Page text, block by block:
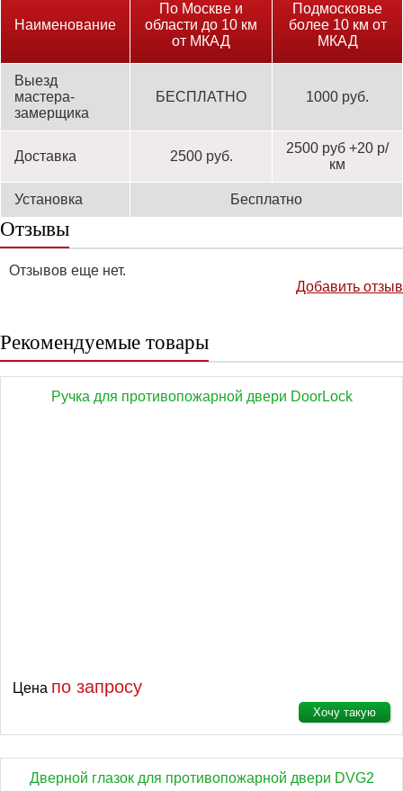
Наименование
По Москве и
области до 10 км
от МКАД
Подмосковье
более 10 км от
МКАД
Выезд
мастера-
замерщика
БЕСПЛАТНО 1000 руб.
Доставка 2500 руб.
2500 руб +20 р/
км
Установка Бесплатно
Отзывы
Отзывов еще нет.
Добавить отзыв
Рекомендуемые товары
Ручка для противопожарной двери DoorLock
Цена по запросу
Хочу такую
Дверной глазок для противопожарной двери DVG2